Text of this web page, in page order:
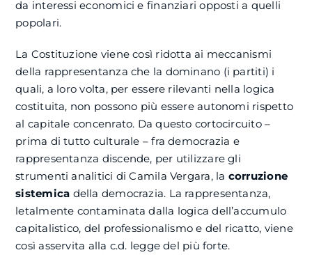
da interessi economici e finanziari opposti a quelli
popolari.
La Costituzione viene così ridotta ai meccanismi
della rappresentanza che la dominano (i partiti) i
quali, a loro volta, per essere rilevanti nella logica
costituita, non possono più essere autonomi rispetto
al capitale concenrato. Da questo cortocircuito –
prima di tutto culturale – fra democrazia e
rappresentanza discende, per utilizzare gli
strumenti analitici di Camila Vergara, la corruzione
sistemica della democrazia. La rappresentanza,
letalmente contaminata dalla logica dell’accumulo
capitalistico, del professionalismo e del ricatto, viene
così asservita alla c.d. legge del più forte.